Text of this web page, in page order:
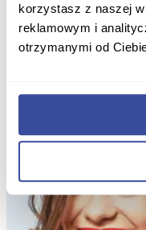
korzystasz z naszej
reklamowym i
otrzymanymi od